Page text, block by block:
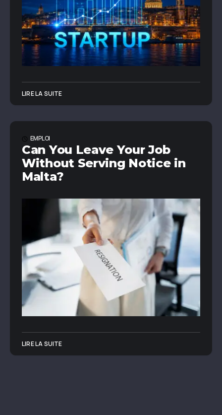
LIRE LA SUITE
EMPLOI
Can You Leave Your Job
Without Serving Notice in
Malta?
LIRE LA SUITE